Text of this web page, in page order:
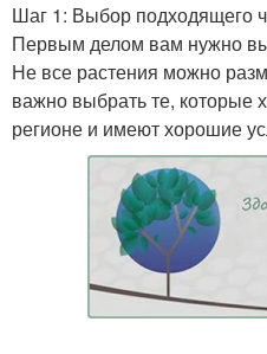
Время для посадки
Осенний посадка
Посадки с жимолостью
Шаг 1: Выбор подходящего
Первым делом вам нужно
Не все растения можно
важно выбрать те, которые
регионе и имеют хорошие